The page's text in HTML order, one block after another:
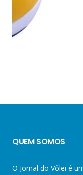
QUEM SOMOS
O Jornal do Vôlei é